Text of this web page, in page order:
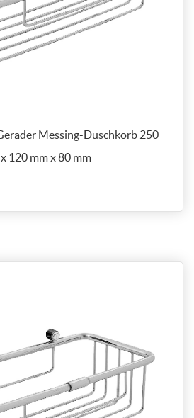
Messing-Duschkorb 250
120 mm x 80 mm